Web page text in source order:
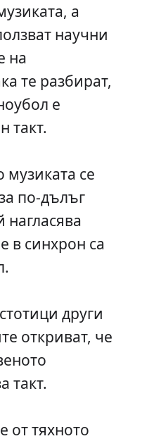
а
научни
на
те разбират,
е
такт.
музиката се
по-дълъг
в синхрон са
други
откриват, че
такт.
от тяхното